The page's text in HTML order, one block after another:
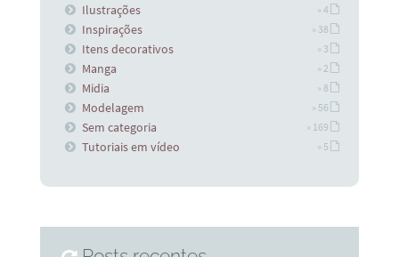
Ilustrações » 4
Inspirações » 38
Itens decorativos » 3
Manga » 2
Midia » 8
Modelagem » 56
Sem categoria » 169
Tutoriais em vídeo » 5